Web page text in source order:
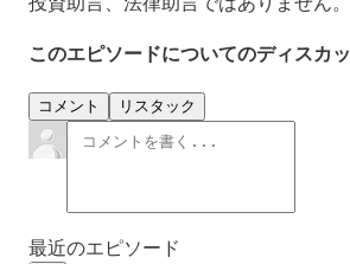
このエピソードについてのディスカ
コメント リスタック
最近のエピソード